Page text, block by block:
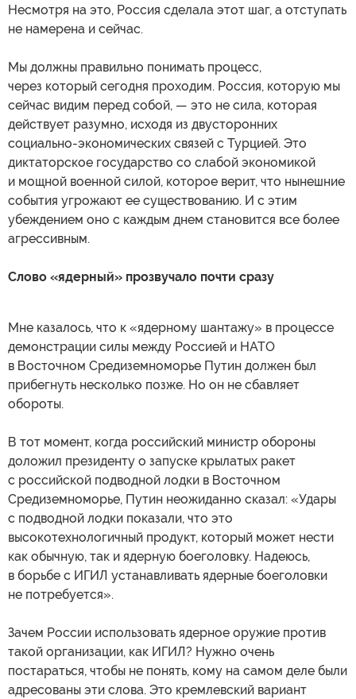
Несмотря на это, Россия сделала этот шаг, а отступать
не намерена и сейчас.
Мы должны правильно понимать процесс,
через который сегодня проходим. Россия, которую мы
сейчас видим перед собой, — это не сила, которая
действует разумно, исходя из двусторонних
социально-экономических связей с Турцией. Это
диктаторское государство со слабой экономикой
и мощной военной силой, которое верит, что нынешние
события угрожают ее существованию. И с этим
убеждением оно с каждым днем становится все более
агрессивным.
Слово «ядерный» прозвучало почти сразу
Мне казалось, что к «ядерному шантажу» в процессе
демонстрации силы между Россией и НАТО
в Восточном Средиземноморье Путин должен был
прибегнуть несколько позже. Но он не сбавляет
обороты.
В тот момент, когда российский министр обороны
доложил президенту о запуске крылатых ракет
с российской подводной лодки в Восточном
Средиземноморье, Путин неожиданно сказал: «Удары
с подводной лодки показали, что это
высокотехнологичный продукт, который может нести
как обычную, так и ядерную боеголовку. Надеюсь,
в борьбе с ИГИЛ устанавливать ядерные боеголовки
не потребуется».
Зачем России использовать ядерное оружие против
такой организации, как ИГИЛ? Нужно очень
постараться, чтобы не понять, кому на самом деле были
адресованы эти слова. Это кремлевский вариант